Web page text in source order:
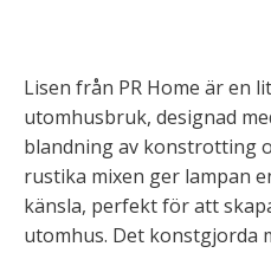
Lisen från PR Home är en
utomhusbruk, designad
blandning av konstrotting
rustika mixen ger lampan
känsla, perfekt för att
utomhus. Det konstgjorda